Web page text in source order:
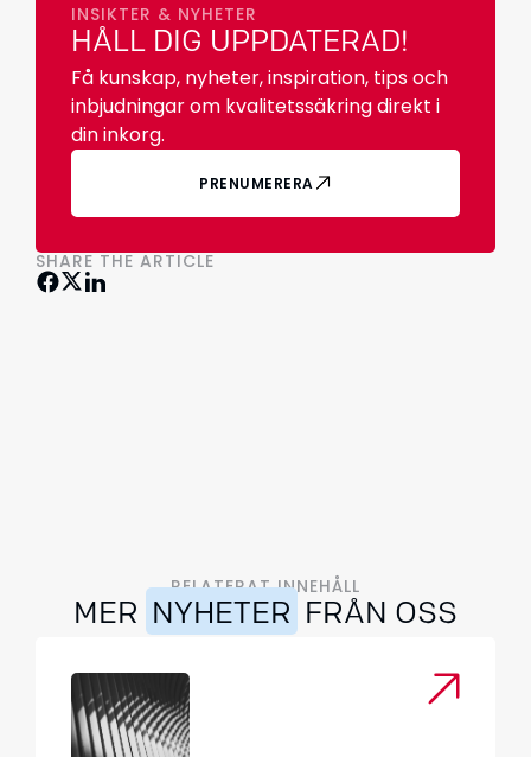
INSIKTER & NYHETER
HÅLL DIG UPPDATERAD!
Få kunskap, nyheter, inspiration, tips och
inbjudningar om kvalitetssäkring direkt i
din inkorg.
PRENUMERERA
SHARE THE ARTICLE
RELATERAT INNEHÅLL
MER NYHETER FRÅN OSS